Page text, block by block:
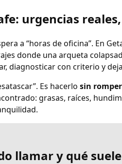
: urgencias
a “horas de oficina”. En
donde una arqueta
diagnosticar con criterio y
Es hacerlo sin
grasas, raíces,
llamar y qué